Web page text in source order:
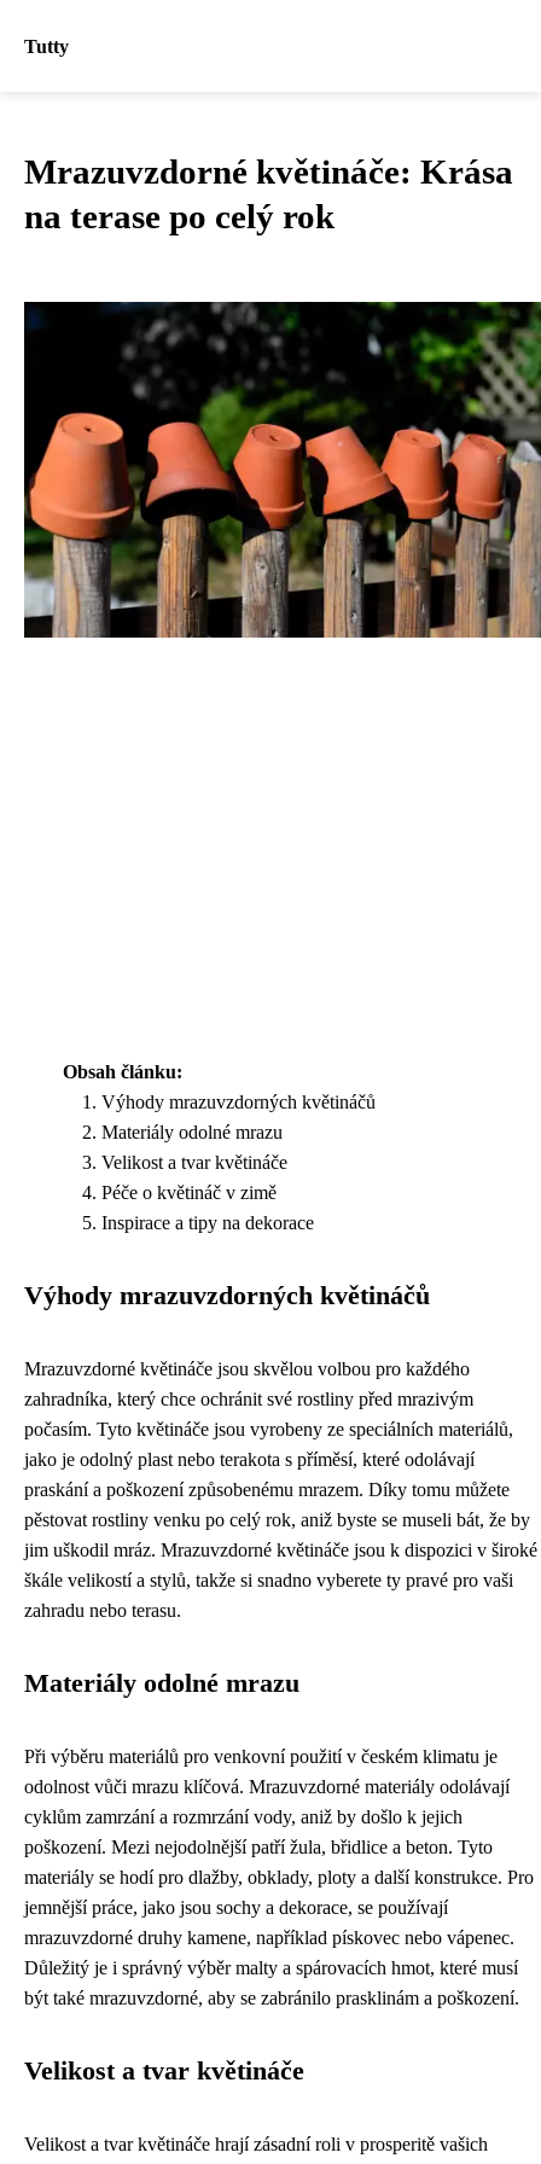
Tutty
Mrazuvzdorné květináče: Krása
na terase po celý rok
Obsah článku:
Výhody mrazuvzdorných květináčů
Materiály odolné mrazu
Velikost a tvar květináče
Péče o květináč v zimě
Inspirace a tipy na dekorace
Výhody mrazuvzdorných květináčů
Mrazuvzdorné květináče jsou skvělou volbou pro každého
zahradníka, který chce ochránit své rostliny před mrazivým
počasím. Tyto květináče jsou vyrobeny ze speciálních materiálů,
jako je odolný plast nebo terakota s příměsí, které odolávají
praskání a poškození způsobenému mrazem. Díky tomu můžete
pěstovat rostliny venku po celý rok, aniž byste se museli bát, že by
jim uškodil mráz. Mrazuvzdorné květináče jsou k dispozici v široké
škále velikostí a stylů, takže si snadno vyberete ty pravé pro vaši
zahradu nebo terasu.
Materiály odolné mrazu
Při výběru materiálů pro venkovní použití v českém klimatu je
odolnost vůči mrazu klíčová. Mrazuvzdorné materiály odolávají
cyklům zamrzání a rozmrzání vody, aniž by došlo k jejich
poškození. Mezi nejodolnější patří žula, břidlice a beton. Tyto
materiály se hodí pro dlažby, obklady, ploty a další konstrukce. Pro
jemnější práce, jako jsou sochy a dekorace, se používají
mrazuvzdorné druhy kamene, například pískovec nebo vápenec.
Důležitý je i správný výběr malty a spárovacích hmot, které musí
být také mrazuvzdorné, aby se zabránilo prasklinám a poškození.
Velikost a tvar květináče
Velikost a tvar květináče hrají zásadní roli v prosperitě vašich